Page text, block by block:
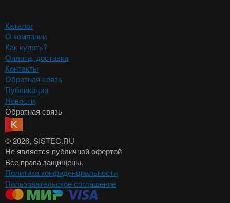
Каталог
О компании
Как купить?
Оплата, доставка
Контакты
Обратная связь
Публикации
Новости
Обратная связь
© 2026, SISTEC.RU
Не является публичной офертой
Все права защищены.
Политика конфиденциальности
Пользовательское соглашение